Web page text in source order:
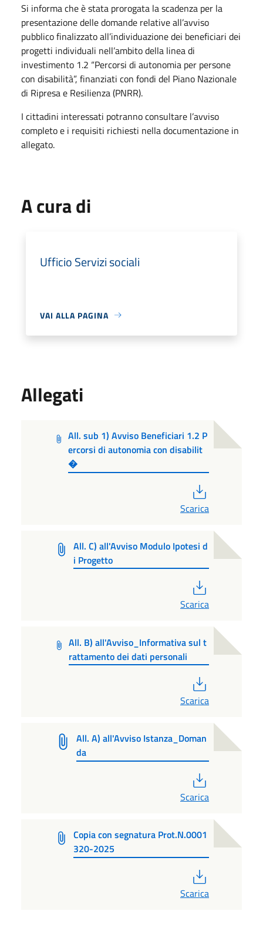
Si informa che è stata prorogata la scadenza per la
presentazione delle domande relative all’avviso
pubblico finalizzato all’individuazione dei beneficiari dei
progetti individuali nell’ambito della linea di
investimento 1.2 “Percorsi di autonomia per persone
con disabilità”, finanziati con fondi del Piano Nazionale
di Ripresa e Resilienza (PNRR).
I cittadini interessati potranno consultare l’avviso
completo e i requisiti richiesti nella documentazione in
allegato.
A cura di
Ufficio Servizi sociali
VAI ALLA PAGINA
Allegati
All. sub 1) Avviso Beneficiari 1.2 P
ercorsi di autonomia con disabilit
�
Scarica
All. C) all'Avviso Modulo Ipotesi d
i Progetto
Scarica
All. B) all'Avviso_Informativa sul t
rattamento dei dati personali
Scarica
All. A) all'Avviso Istanza_Doman
da
Scarica
Copia con segnatura Prot.N.0001
320-2025
Scarica